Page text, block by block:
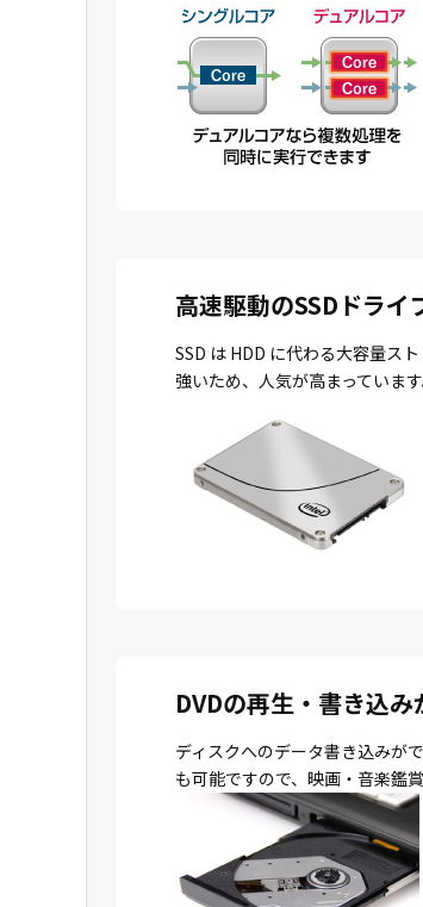
高速駆動のSSDドライ
SSD は HDD に代わる大容量ス
強いため、人気が高まっています
DVDの再生・書き込み
ディスクへのデータ書き込みが
も可能ですので、映画・音楽鑑